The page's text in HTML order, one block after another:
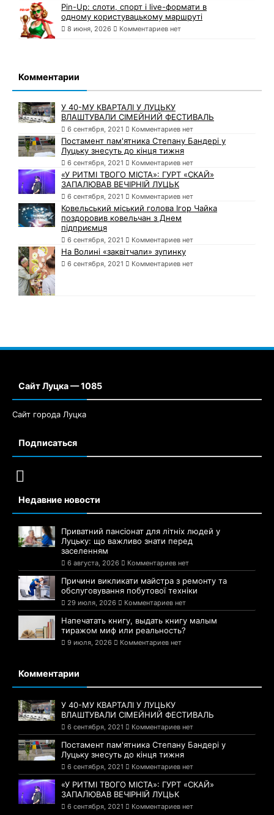
Pin-Up: слоти, спорт і live-формати в
одному користувацькому маршруті
8 июня, 2026 Комментариев нет
Комментарии
У 40-МУ КВАРТАЛІ У ЛУЦЬКУ
ВЛАШТУВАЛИ СІМЕЙНИЙ ФЕСТИВАЛЬ
6 сентября, 2021 Комментариев нет
Постамент пам'ятника Степану Бандері у
Луцьку знесуть до кінця тижня
6 сентября, 2021 Комментариев нет
«У РИТМІ ТВОГО МІСТА»: ГУРТ «СКАЙ»
ЗАПАЛЮВАВ ВЕЧІРНІЙ ЛУЦЬК
6 сентября, 2021 Комментариев нет
Ковельський міський голова Ігор Чайка
поздоровив ковельчан з Днем
підприємця
6 сентября, 2021 Комментариев нет
На Волині «заквітчали» зупинку
6 сентября, 2021 Комментариев нет
Сайт Луцка — 1085
Сайт города Луцка
Подписаться
Недавние новости
Приватний пансіонат для літніх людей у
Луцьку: що важливо знати перед
заселенням
6 августа, 2026 Комментариев нет
Причини викликати майстра з ремонту та
обслуговування побутової техніки
29 июля, 2026 Комментариев нет
Напечатать книгу, выдать книгу малым
тиражом миф или реальность?
9 июля, 2026 Комментариев нет
Комментарии
У 40-МУ КВАРТАЛІ У ЛУЦЬКУ
ВЛАШТУВАЛИ СІМЕЙНИЙ ФЕСТИВАЛЬ
6 сентября, 2021 Комментариев нет
Постамент пам'ятника Степану Бандері у
Луцьку знесуть до кінця тижня
6 сентября, 2021 Комментариев нет
«У РИТМІ ТВОГО МІСТА»: ГУРТ «СКАЙ»
ЗАПАЛЮВАВ ВЕЧІРНІЙ ЛУЦЬК
6 сентября, 2021 Комментариев нет